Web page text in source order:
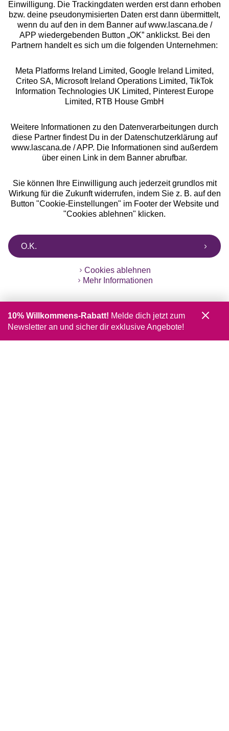
Rechtliches
Alle Preise inkl. MwSt., zzgl.
Versandkosten
** Bonität vorausgesetzt, berechtigt zur Bonitätsprüfung
Einwilligung. Die Trackingdaten werden erst dann erhoben
bzw. deine pseudonymisierten Daten erst dann übermittelt,
wenn du auf den in dem Banner auf www.lascana.de /
APP wiedergebenden Button „OK” anklickst. Bei den
Partnern handelt es sich um die folgenden Unternehmen:
Meta Platforms Ireland Limited, Google Ireland Limited,
Criteo SA, Microsoft Ireland Operations Limited, TikTok
Information Technologies UK Limited, Pinterest Europe
Limited, RTB House GmbH
Weitere Informationen zu den Datenverarbeitungen durch
diese Partner findest Du in der Datenschutzerklärung auf
www.lascana.de / APP. Die Informationen sind außerdem
über einen Link in dem Banner abrufbar.
Sie können Ihre Einwilligung auch jederzeit grundlos mit
Wirkung für die Zukunft widerrufen, indem Sie z. B. auf den
Button "Cookie-Einstellungen" im Footer der Website und
"Cookies ablehnen" klicken.
O.K.
Cookies ablehnen
Mehr Informationen
10% Willkommens-Rabatt! Melde dich jetzt zum
Newsletter an und sicher dir exklusive Angebote!